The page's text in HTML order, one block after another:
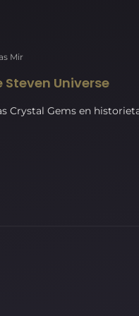
Mir
Steven Universe
Crystal Gems en